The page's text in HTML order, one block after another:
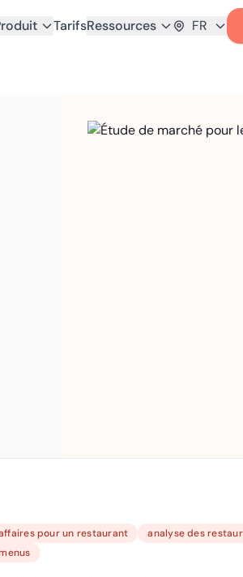
TarifsRessources FR
pour un restaurant
analyse des